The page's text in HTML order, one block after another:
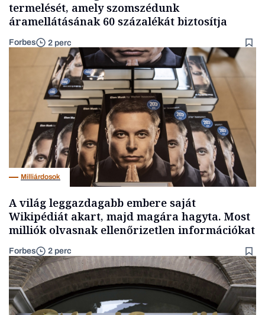
termelését, amely szomszédunk
áramellátásának 60 százalékát biztosítja
Forbes 2 perc
Milliárdosok
A világ leggazdagabb embere saját
Wikipédiát akart, majd magára hagyta. Most
milliók olvasnak ellenőrizetlen információkat
Forbes 2 perc